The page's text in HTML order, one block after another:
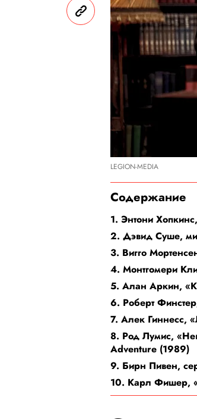
LEGION-MEDIA
Содержание
1. Энтони
2. Дэвид Суше,
3. Вигго
4. Монтгомери
5. Алан Аркин,
6. Роберт
7. Алек Гиннесс,
8. Род Лумис,
Adventure (1989)
9. Бирн Пивен,
10. Карл Фишер,